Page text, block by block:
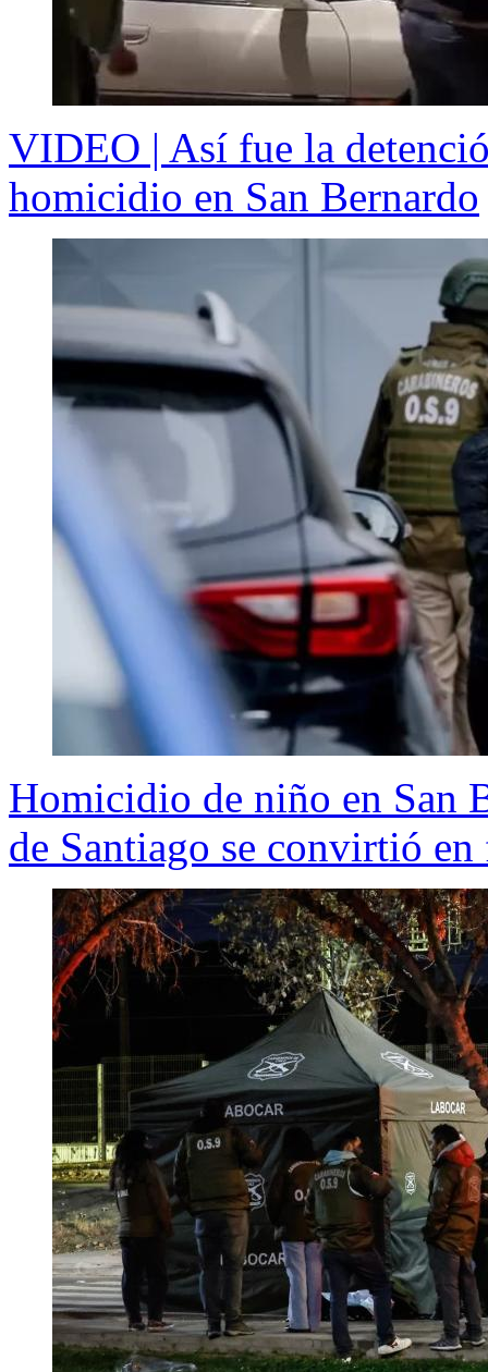
VIDEO | Así fue la
homicidio en San Bernardo
Homicidio de niño en San
de Santiago se convirtió